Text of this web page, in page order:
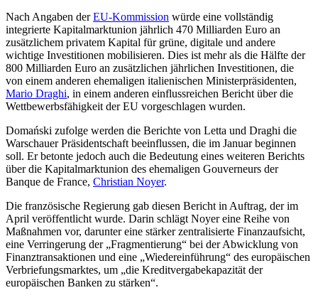
Nach Angaben derEU-Kommission würde eine vollständig
integrierte Kapitalmarktunion jährlich 470 Milliarden Euro an
zusätzlichem privatem Kapital für grüne, digitale und andere
wichtige Investitionen mobilisieren. Dies ist mehr als die Hälfte der
800 Milliarden Euro an zusätzlichen jährlichen Investitionen, die
von einem anderen ehemaligen italienischen Ministerpräsidenten,
Mario Draghi, in einem anderen einflussreichen Bericht über die
Wettbewerbsfähigkeit der EU vorgeschlagen wurden.
Domański zufolge werden die Berichte von Letta und Draghi die
Warschauer Präsidentschaft beeinflussen, die im Januar beginnen
soll. Er betonte jedoch auch die Bedeutung eines weiteren Berichts
über die Kapitalmarktunion des ehemaligen Gouverneurs der
Banque de France, Christian Noyer.
Die französische Regierung gab diesen Bericht in Auftrag, der im
April veröffentlicht wurde. Darin schlägt Noyer eine Reihe von
Maßnahmen vor, darunter eine stärker zentralisierte Finanzaufsicht,
eine Verringerung der „Fragmentierung“ bei der Abwicklung von
Finanztransaktionen und eine „Wiedereinführung“ des europäischen
Verbriefungsmarktes, um „die Kreditvergabekapazität der
europäischen Banken zu stärken“.